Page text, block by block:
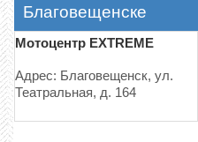
Благовещенске
Мотоцентр EXTREME
Адрес: Благовещенск, ул.
Театральная, д. 164